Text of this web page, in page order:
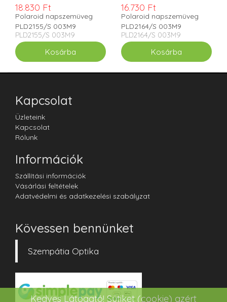
18.830 Ft
Polaroid napszemüveg
PLD2155/S 003M9
PLD2155/S 003M9
16.730 Ft
Polaroid napszemüveg
PLD2164/S 003M9
PLD2164/S 003M9
Kapcsolat
Üzleteink
Kapcsolat
Rólunk
Információk
Szállítási információk
Vásárlási feltételek
Adatvédelmi és adatkezelési szabályzat
Kövessen bennünket
Szempátia Optika
Kedves Látogató! Sütiket (cookie) azért